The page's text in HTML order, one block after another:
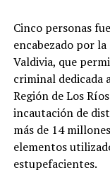
En el mismo
de los cargos por
injustificado y por
hechos uno y tres
Ministerio Público.
Post Views: 7
“El funcionario del
está en una
funcionario del
proyectil en su
menor gravedad
El imputado
enfrentamiento,
Cinco personas
encabezado por la
Valdivia, que
criminal dedicada
Región de Los
incautación de
más de 14
elementos
estupefacientes.